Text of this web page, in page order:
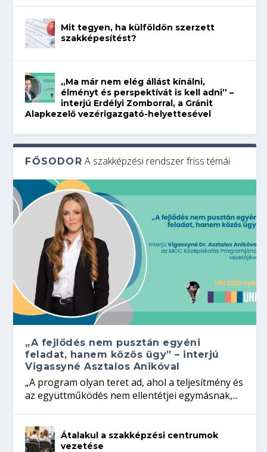
Mit tegyen, ha külföldön szerzett
szakképesítést?
„Ma már nem elég állást kínálni,
élményt és perspektívát is kell adni” –
interjú Erdélyi Zomborral, a Gránit
Alapkezelő vezérigazgató-helyettesével
FŐSODOR A szakképzési rendszer friss témái
„A fejlődés nem pusztán egyéni
feladat, hanem közös ügy” – interjú
Vigassyné Asztalos Anikóval
„A program olyan teret ad, ahol a teljesítmény és
az együttműködés nem ellentétjei egymásnak,...
Átalakul a szakképzési centrumok
vezetése